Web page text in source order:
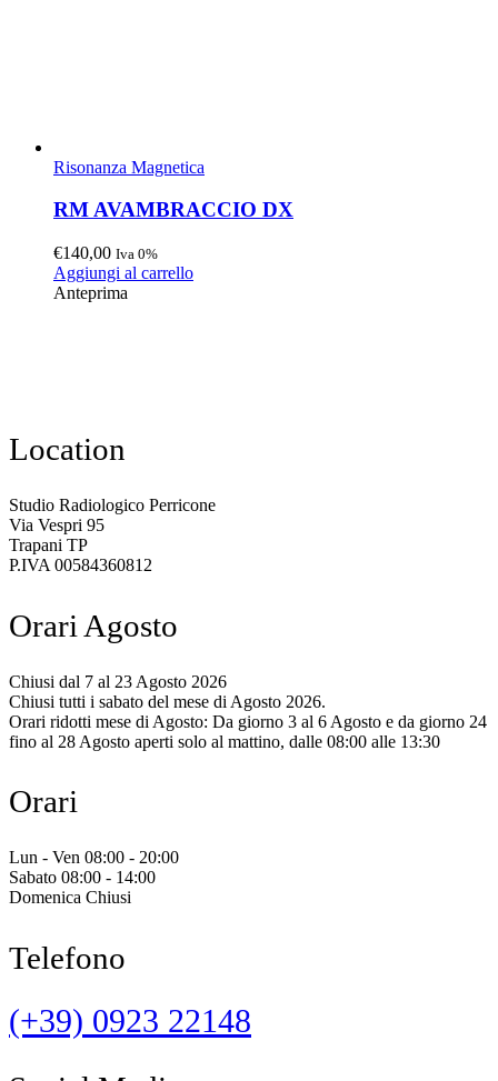
Risonanza Magnetica
RM AVAMBRACCIO DX
€140,00 Iva 0%
Aggiungi al carrello
Anteprima
Location
Studio Radiologico Perricone
Via Vespri 95
Trapani TP
P.IVA 00584360812
Orari Agosto
Chiusi dal 7 al 23 Agosto 2026
Chiusi tutti i sabato del mese di Agosto 2026.
Orari ridotti mese di Agosto: Da giorno 3 al 6 Agosto e da giorno 24
fino al 28 Agosto aperti solo al mattino, dalle 08:00 alle 13:30
Orari
Lun - Ven 08:00 - 20:00
Sabato 08:00 - 14:00
Domenica Chiusi
Telefono
(+39) 0923 22148